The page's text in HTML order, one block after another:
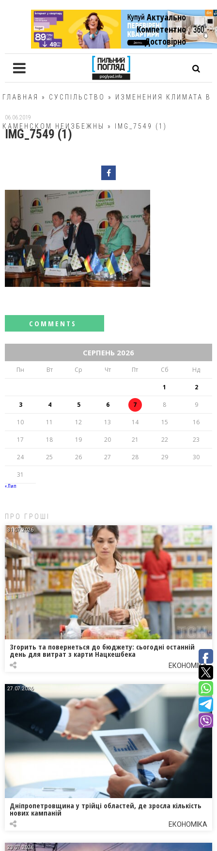
Актуально
Компетентно
Достовiрно
ГЛАВНАЯ » СУСПІЛЬСТВО » ИЗМЕНЕНИЯ КЛИМАТА В
КАМЕНСКОМ НЕИЗБЕЖНЫ » IMG_7549 (1)
06.06.2019
IMG_7549 (1)
СЕРПЕНЬ 2026
Пн Вт Ср Чт Пт Сб Нд
1 2
3 4 5 6 7 8 9
10 11 12 13 14 15 16
17 18 19 20 21 22 23
24 25 26 27 28 29 30
31
« Лип
ПРО ГРОШІ
31.07.2026
Згорить та повернеться до бюджету: сьогодні останній
день для витрат з карти Нацкешбека
ЕКОНОМІКА
27.07.2026
Дніпропетровщина у трійці областей, де зросла кількість
нових кампаній
ЕКОНОМІКА
23.07.2026